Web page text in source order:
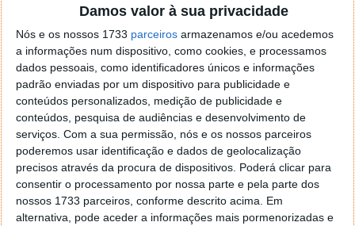
Damos valor à sua privacidade
Nós e os nossos 1733 parceiros armazenamos e/ou acedemos
a informações num dispositivo, como cookies, e processamos
dados pessoais, como identificadores únicos e informações
padrão enviadas por um dispositivo para publicidade e
conteúdos personalizados, medição de publicidade e
conteúdos, pesquisa de audiências e desenvolvimento de
serviços. Com a sua permissão, nós e os nossos parceiros
poderemos usar identificação e dados de geolocalização
precisos através da procura de dispositivos. Poderá clicar para
consentir o processamento por nossa parte e pela parte dos
nossos 1733 parceiros, conforme descrito acima. Em
alternativa, pode aceder a informações mais pormenorizadas e
A luz é tão rápida que consegue dar cerca de sete voltas e meia à Terra em
apenas um segundo, mas mesmo a essa velocidade demoraria mais de
quatro anos a chegar à estrela mais próxima do Sol.
Como acelerar uma nave interestelar?